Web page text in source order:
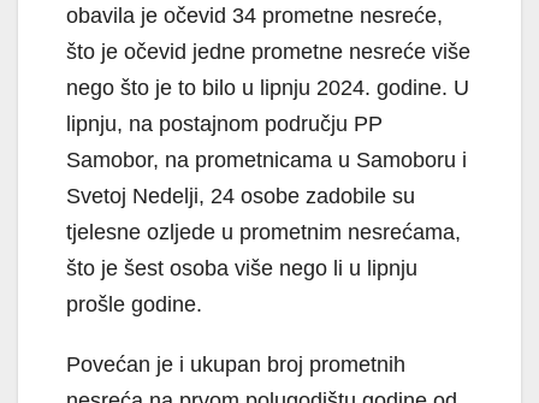
obavila je očevid 34 prometne nesreće,
što je očevid jedne prometne nesreće više
nego što je to bilo u lipnju 2024. godine. U
lipnju, na postajnom području PP
Samobor, na prometnicama u Samoboru i
Svetoj Nedelji, 24 osobe zadobile su
tjelesne ozljede u prometnim nesrećama,
što je šest osoba više nego li u lipnju
prošle godine.
Povećan je i ukupan broj prometnih